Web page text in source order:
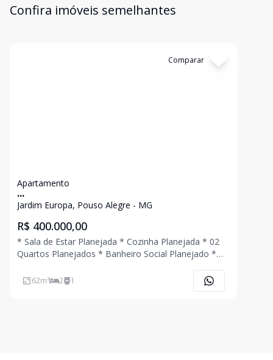
Confira imóveis semelhantes
Comparar
Apartamento
...
Jardim Europa, Pouso Alegre - MG
R$ 400.000,00
* Sala de Estar Planejada * Cozinha Planejada * 02
Quartos Planejados * Banheiro Social Planejado *
Coberta * Edifício com Elevador Ligue Agora Mesmo
62m² 2 1